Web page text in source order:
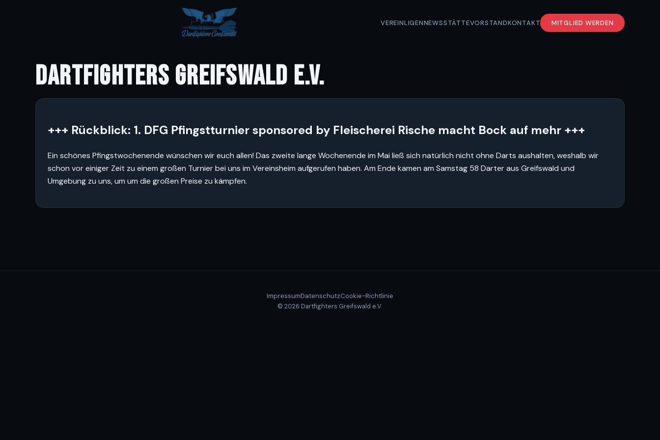
VEREINLIGENNEWSSTÄTTEVORSTANDKONTAKT MITGLIED WERDEN
DARTFIGHTERS GREIFSWALD E.V.
+++ Rückblick: 1. DFG Pfingstturnier sponsored by Fleischerei Rische macht Bock auf mehr +++
Ein schönes Pfingstwochenende wünschen wir euch allen! Das zweite lange Wochenende im Mai ließ sich natürlich nicht ohne Darts aushalten, weshalb wir
schon vor einiger Zeit zu einem großen Turnier bei uns im Vereinsheim aufgerufen haben. Am Ende kamen am Samstag 58 Darter aus Greifswald und
Umgebung zu uns, um um die großen Preise zu kämpfen.
ImpressumDatenschutzCookie-Richtlinie
© 2026 Dartfighters Greifswald e.V.